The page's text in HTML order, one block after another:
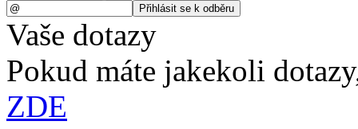
Vaše dotazy
Pokud máte jakekoli
ZDE